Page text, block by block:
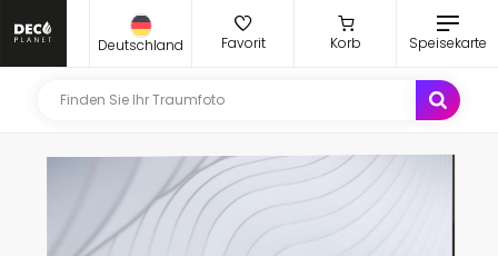
Deutschland Favorit Korb Speisekarte